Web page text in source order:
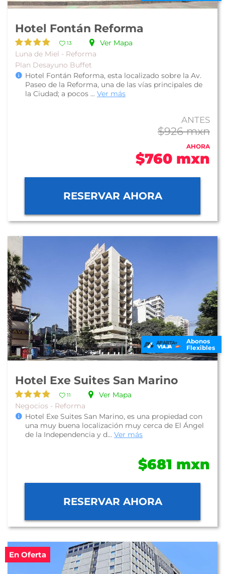
Hotel Fontán Reforma
13
Ver Mapa
Luna de Miel - Reforma
Plan Desayuno Buffet
Hotel Fontán Reforma, esta localizado sobre la Av.
Paseo de la Reforma, una de las vías principales de
la Ciudad; a pocos ... Ver más
ANTES
$926 mxn
AHORA
$760 mxn
RESERVAR AHORA
Abonos
Flexibles
Hotel Exe Suites San Marino
11
Ver Mapa
Negocios - Reforma
Hotel Exe Suites San Marino, es una propiedad con
una muy buena localización muy cerca de El Ángel
de la Independencia y d... Ver más
$681 mxn
RESERVAR AHORA
En Oferta